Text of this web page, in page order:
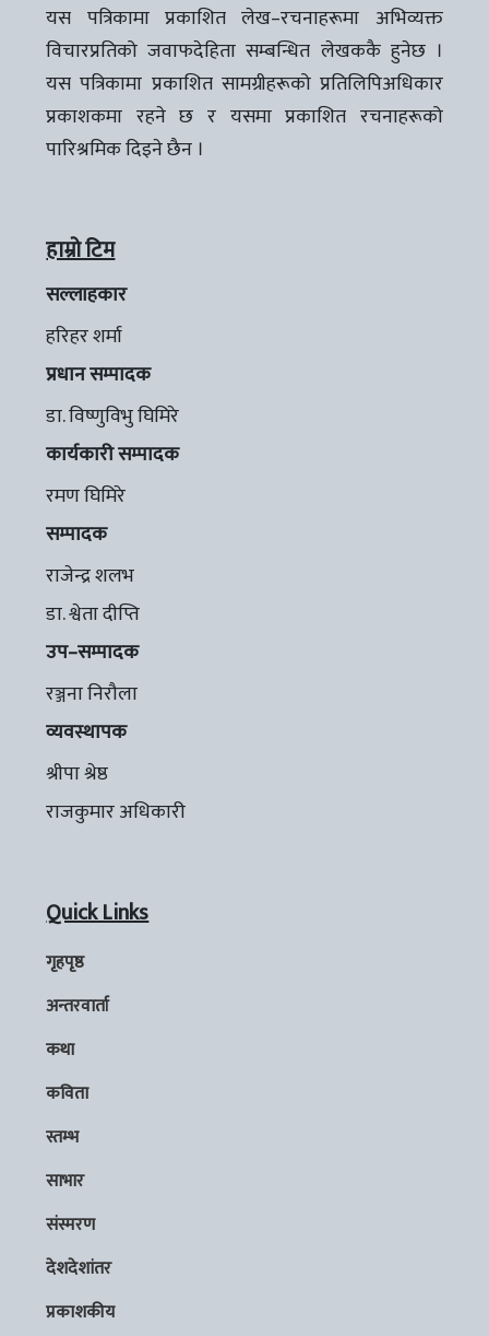
यस पत्रिकामा प्रकाशित लेख–रचनाहरूमा अभिव्यक्त
विचारप्रतिको जवाफदेहिता सम्बन्धित लेखककै हुनेछ ।
यस पत्रिकामा प्रकाशित सामग्रीहरूको प्रतिलिपिअधिकार
प्रकाशकमा रहने छ र यसमा प्रकाशित रचनाहरूको
पारिश्रमिक दिइने छैन ।
हाम्रो टिम
सल्लाहकार
हरिहर शर्मा
प्रधान सम्पादक
डा. विष्णुविभु घिमिरे
कार्यकारी सम्पादक
रमण घिमिरे
सम्पादक
राजेन्द्र शलभ
डा. श्वेता दीप्ति
उप–सम्पादक
रञ्जना निरौला
व्यवस्थापक
श्रीपा श्रेष्ठ
राजकुमार अधिकारी
Quick Links
गृहपृष्ठ
अन्तरवार्ता
कथा
कविता
स्तम्भ
साभार
संस्मरण
देशदेशांतर
प्रकाशकीय